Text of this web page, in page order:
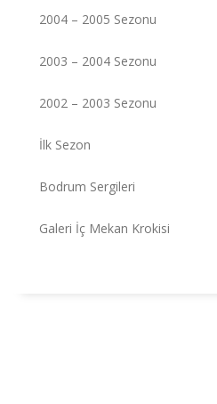
2004 – 2005 Sezonu
2003 – 2004 Sezonu
2002 – 2003 Sezonu
İlk Sezon
Bodrum Sergileri
Galeri İç Mekan Krokisi